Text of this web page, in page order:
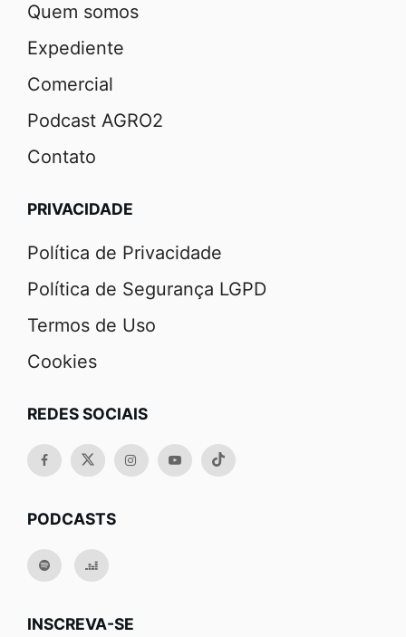
Quem somos
Expediente
Comercial
Podcast AGRO2
Contato
PRIVACIDADE
Política de Privacidade
Política de Segurança LGPD
Termos de Uso
Cookies
REDES SOCIAIS
PODCASTS
INSCREVA-SE